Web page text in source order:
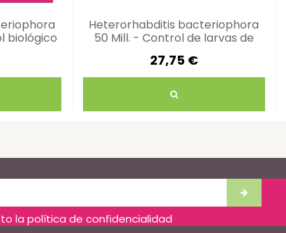
biológico
Heterorhabditis bacteriophora
50 Mill. - Control de larvas de
27,75 €
la política de confidencialidad